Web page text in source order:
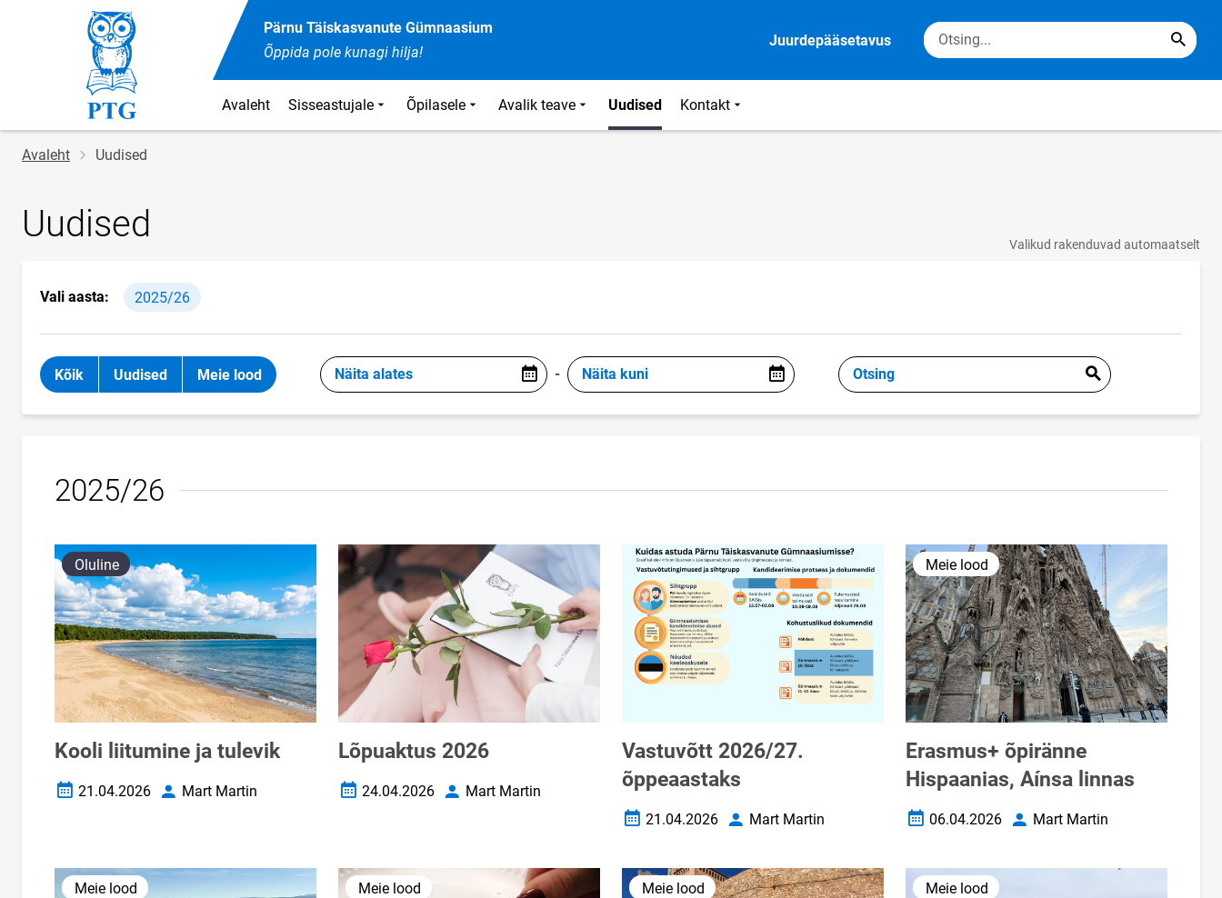
Pärnu Täiskasvanute Gümnaasium
Õppida pole kunagi hilja!
Juurdepääsetavus
Avaleht Sisseastujale Õpilasele Avalik teave Uudised Kontakt
Jälglink
Avaleht Uudised
Uudised Valikud rakenduvad automaatselt
Vali aasta: 2025/26
Kõik Uudised Meie lood Näita alates - Näita kuni Otsing
2025/26
Oluline
Kooli liitumine ja tulevik
Loomise kuupäev
21.04.2026 AutorMart Martin
Lõpuaktus 2026
Loomise kuupäev
24.04.2026 AutorMart Martin
Vastuvõtt 2026/27.
õppeaastaks
Loomise kuupäev
21.04.2026 AutorMart Martin
Meie lood
Erasmus+ õpiränne
Hispaanias, Aínsa linnas
Loomise kuupäev
06.04.2026 AutorMart Martin
Meie lood Meie lood Meie lood Meie lood